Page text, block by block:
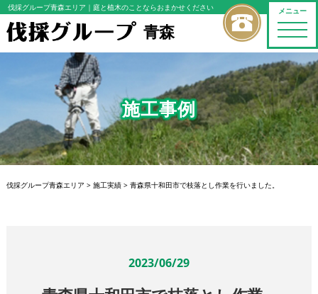
メニュー
toggle
伐採グループ青森エリア ｜庭と植木のことならおまかせください
青森
施工事例
伐採グループ青森エリア > 施工実績> 青森県十和田市で枝落とし作業を行いました。
2023/06/29